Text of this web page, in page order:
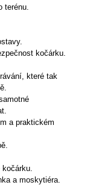
terénu.
kočárku.
které tak
a praktickém
a moskytiéra.